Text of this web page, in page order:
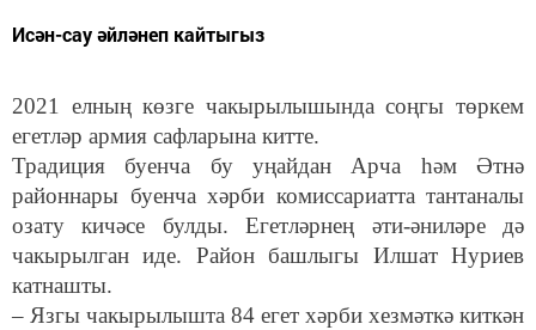
Исән-сау әйләнеп кайтыгыз
2021 елның көзге чакырылышында соңгы төркем
егетләр армия сафларына китте.
Традиция буенча бу уңайдан Арча һәм Әтнә
районнары буенча хәрби комиссариатта тантаналы
озату кичәсе булды. Егетләрнең әти-әниләре дә
чакырылган иде. Район башлыгы Илшат Нуриев
катнашты.
– Язгы чакырылышта 84 егет хәрби хезмәткә киткән